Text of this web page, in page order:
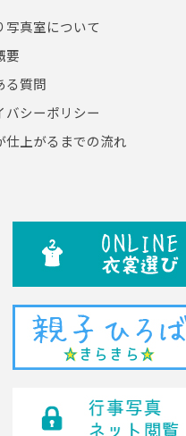
写真室について
要
る質問
バシーポリシー
仕上がるまでの流れ